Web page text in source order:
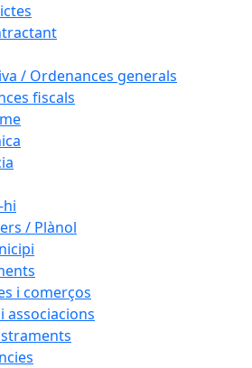
/ Ordenances generals
fiscals
/ Plànol
i comerços
associacions